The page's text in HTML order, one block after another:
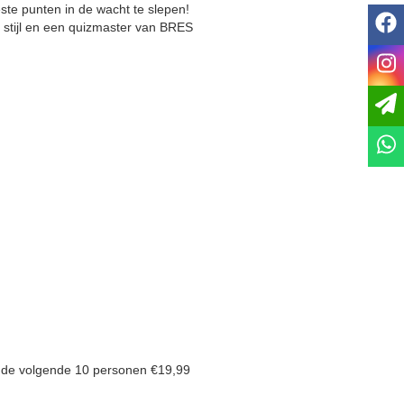
punten in de wacht te slepen!
en een quizmaster van BRES
volgende 10 personen €19,99